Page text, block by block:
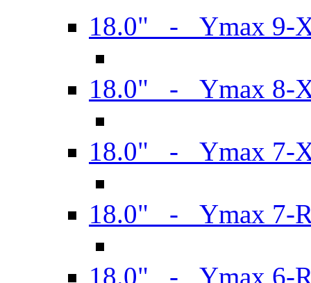
18.0" - Ymax 9-
18.0" - Ymax 8-
18.0" - Ymax 7-
18.0" - Ymax 7-
18.0" - Ymax 6-